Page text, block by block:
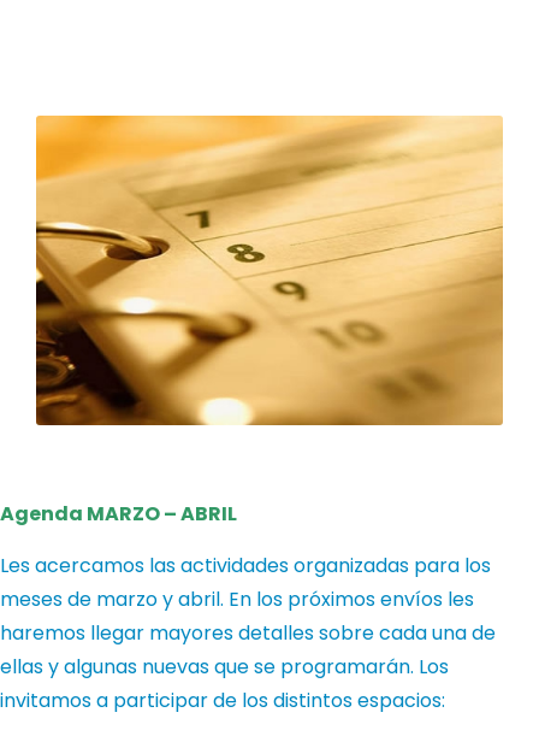
Agenda MARZO – ABRIL
Les acercamos las actividades organizadas para los
meses de marzo y abril. En los próximos envíos les
haremos llegar mayores detalles sobre cada una de
ellas y algunas nuevas que se programarán. Los
invitamos a participar de los distintos espacios: